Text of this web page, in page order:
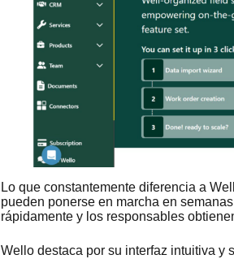
Lo que constantemente diferencia a
pueden ponerse en marcha en
rápidamente y los responsables
Wello destaca por su interfaz intuitiva y